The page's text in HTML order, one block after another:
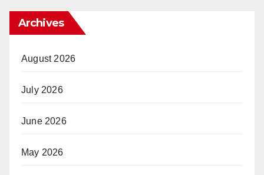
Archives
August 2026
July 2026
June 2026
May 2026